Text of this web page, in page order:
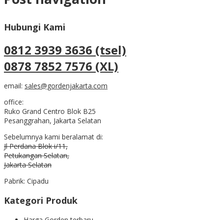
Hubungi Kami
0812 3939 3636 (tsel)
0878 7852 7576 (XL)
email: sales@gordenjakarta.com
office:
Ruko Grand Centro Blok B25
Pesanggrahan, Jakarta Selatan
Sebelumnya kami beralamat di:
Jl Perdana Blok i/11,
Petukangan Selatan,
Jakarta Selatan
Pabrik: Cipadu
Kategori Produk